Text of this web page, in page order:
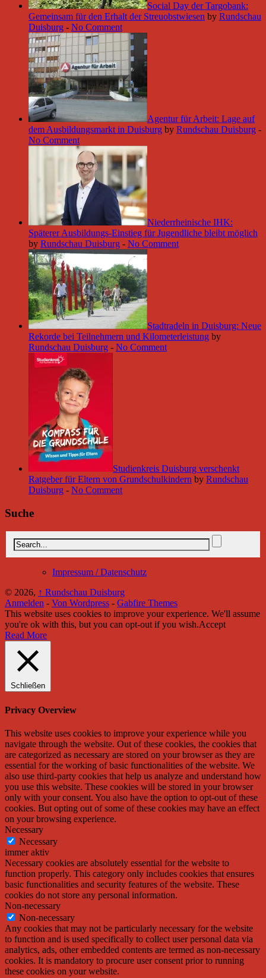
Social Day der Targobank:
Gemeinsam für den Erhalt der Streuobstwiesen by Rundschau
Duisburg - No Comment
Agentur für Arbeit: Lage auf
dem Ausbildungsmarkt in Duisburg by Rundschau Duisburg -
No Comment
Niederrheinische IHK:
Späterer Ausbildungs-Einstieg für Jugendliche bleibt möglich
by Rundschau Duisburg - No Comment
Stadtradeln in Duisburg: Neue
Rekorde bei Teilnehmern und Kilometerleistung by
Rundschau Duisburg - No Comment
Studienkreis Duisburg verschenkt
Ratgeber für Eltern von Grundschulkindern by Rundschau
Duisburg - No Comment
Suche
Impressum / Datenschutz
© 2026, ↑ Rundschau Duisburg
Anmelden - Von Wordpress - Gabfire Themes
This website uses cookies to improve your experience. We'll assume
you're ok with this, but you can opt-out if you wish.Accept
Read More
Schließen
Privacy Overview
This website uses cookies to improve your experience while you
navigate through the website. Out of these cookies, the cookies that
are categorized as necessary are stored on your browser as they are
essential for the working of basic functionalities of the website. We
also use third-party cookies that help us analyze and understand how
you use this website. These cookies will be stored in your browser
only with your consent. You also have the option to opt-out of these
cookies. But opting out of some of these cookies may have an effect
on your browsing experience.
Necessary
Necessary
immer aktiv
Necessary cookies are absolutely essential for the website to
function properly. This category only includes cookies that ensures
basic functionalities and security features of the website. These
cookies do not store any personal information.
Non-necessary
Non-necessary
Any cookies that may not be particularly necessary for the website
to function and is used specifically to collect user personal data via
analytics, ads, other embedded contents are termed as non-necessary
cookies. It is mandatory to procure user consent prior to running
these cookies on your website.